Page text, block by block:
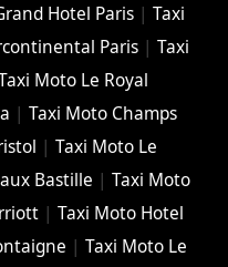
Hotel Paris |Taxi
Paris |Taxi
Moto Le Royal
| Taxi Moto Champs
|Taxi Moto Le
Bastille | Taxi Moto
|Taxi Moto Hotel
|Taxi Moto Le